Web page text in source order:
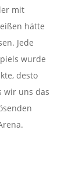
mit
hätte
Jede
wurde
desto
wir uns das